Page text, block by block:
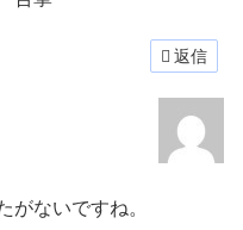
返信
がないですね。